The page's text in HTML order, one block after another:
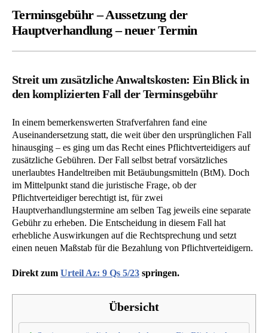
Terminsgebühr – Aussetzung der
Hauptverhandlung – neuer Termin
Streit um zusätzliche Anwaltskosten: Ein Blick in
den komplizierten Fall der Terminsgebühr
In einem bemerkenswerten Strafverfahren fand eine
Auseinandersetzung statt, die weit über den ursprünglichen Fall
hinausging – es ging um das Recht eines Pflichtverteidigers auf
zusätzliche Gebühren. Der Fall selbst betraf vorsätzliches
unerlaubtes Handeltreiben mit Betäubungsmitteln (BtM). Doch
im Mittelpunkt stand die juristische Frage, ob der
Pflichtverteidiger berechtigt ist, für zwei
Hauptverhandlungstermine am selben Tag jeweils eine separate
Gebühr zu erheben. Die Entscheidung in diesem Fall hat
erhebliche Auswirkungen auf die Rechtsprechung und setzt
einen neuen Maßstab für die Bezahlung von Pflichtverteidigern.
Direkt zum Urteil Az: 9 Qs 5/23 springen.
Übersicht